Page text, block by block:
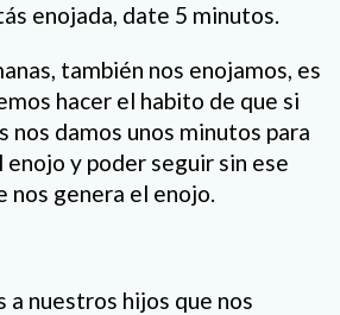
enojada, date 5 minutos.
también nos enojamos, es
hacer el habito de que si
nos damos unos minutos para
enojo y poder seguir sin ese
genera el enojo.
a nuestros hijos que nos